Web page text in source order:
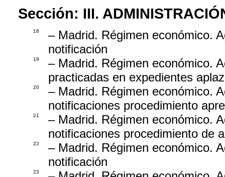
Sección: III.
18
– Madrid. Régimen económico.
notificación
19
– Madrid. Régimen económico.
practicadas en expedientes
20
– Madrid. Régimen económico.
notificaciones procedimiento
21
– Madrid. Régimen económico.
notificaciones procedimiento de
22
– Madrid. Régimen económico.
notificación
23